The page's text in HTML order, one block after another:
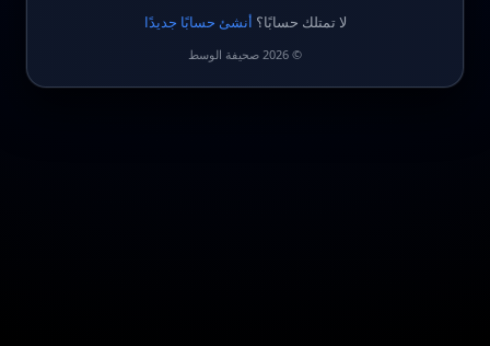
لا تمتلك حسابًا؟ أنشئ حسابًا جديدًا
© 2026 صحيفة الوسط